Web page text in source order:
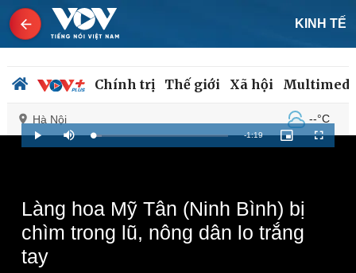
KINH TẾ
Chính trị Thế giới Xã hội
Hà Nội --°C
Đảng
Tổ chức nhân sự
Quốc hội
Nhận diện sự thật
Tin 24h
Dự báo thời tiết
Play Mute Loaded:
6.29%
Remaining
-1:19
Picture-
in-
Fullscreen
Làng hoa Mỹ Tân (Ninh Bình) bị
chìm trong lũ, nông dân lo trắng
tay